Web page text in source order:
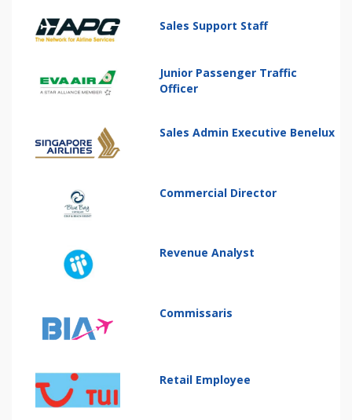
Sales Support Staff
Junior Passenger Traffic
Officer
Sales Admin Executive Benelux
Commercial Director
Revenue Analyst
Commissaris
Retail Employee